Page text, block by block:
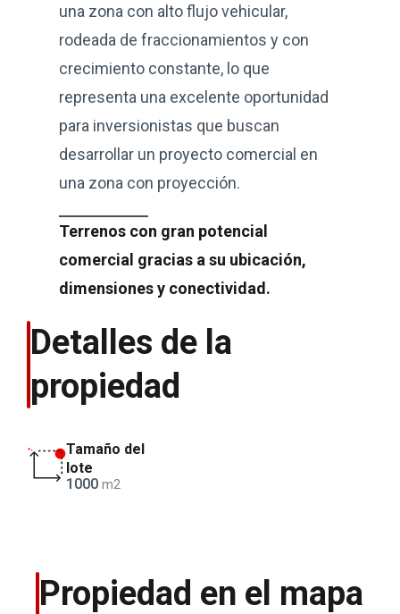
una zona con alto flujo vehicular,
rodeada de fraccionamientos y con
crecimiento constante, lo que
representa una excelente oportunidad
para inversionistas que buscan
desarrollar un proyecto comercial en
una zona con proyección.
Terrenos con gran potencial
comercial gracias a su ubicación,
dimensiones y conectividad.
Detalles de la
propiedad
Tamaño del
lote
1000 m2
Propiedad en el mapa